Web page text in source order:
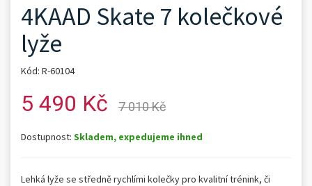
4KAAD Skate 7 kolečkové
lyže
Kód: R-60104
5 490 Kč 7 010 Kč
Dostupnost: Skladem, expedujeme ihned
Lehká lyže se středně rychlími kolečky pro kvalitní trénink, či